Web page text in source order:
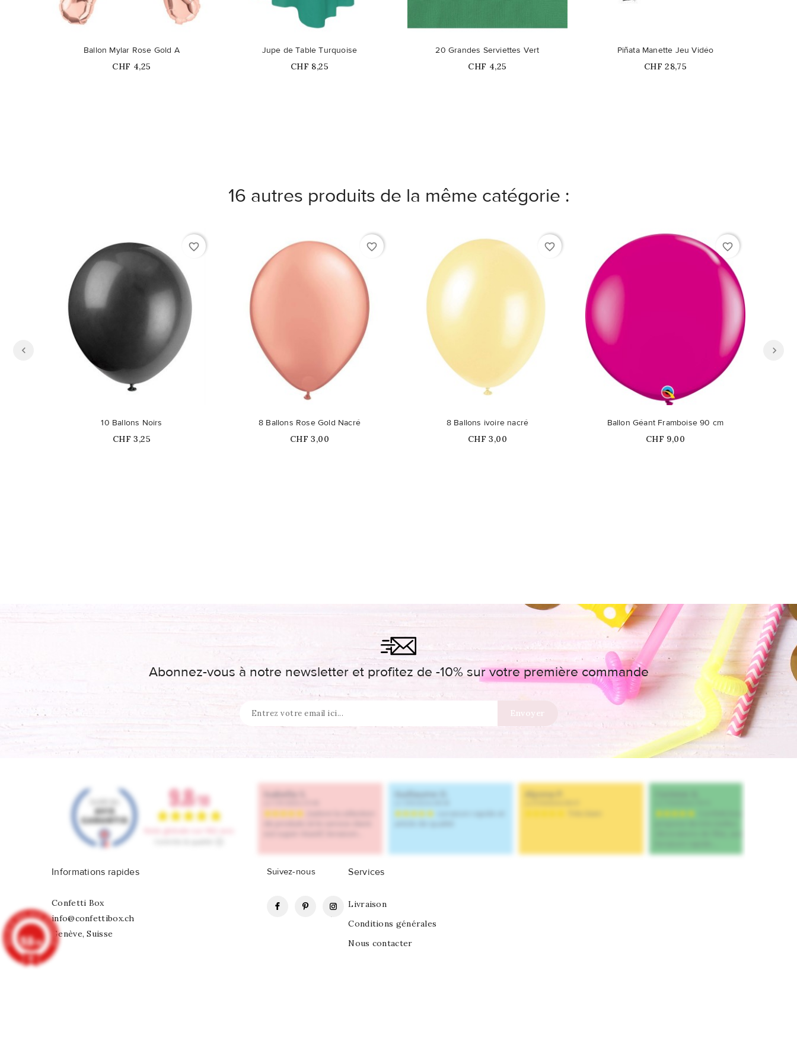
Ballon Mylar Rose Gold A
Prix
CHF 4,25
Jupe de Table Turquoise
Prix
CHF 8,25
20 Grandes Serviettes Vert
Prix
CHF 4,25
Piñata Manette Jeu Vidéo
Prix
CHF 28,75
16 autres produits de la même catégorie :
favorite_border
10 Ballons Noirs
Prix
CHF 3,25
favorite_border
8 Ballons Rose Gold Nacré
Prix
CHF 3,00
favorite_border
8 Ballons ivoire nacré
Prix
CHF 3,00
favorite_border
Ballon Géant Framboise 90 cm
Prix
CHF 9,00
Abonnez-vous à notre newsletter et profitez de -10% sur votre première commande
Informations rapides
Confetti Box
info@confettibox.ch
Genève, Suisse
Suivez-nous
FacebookPinterestInstagram
Services
Livraison
Conditions générales
Nous contacter
9.8/10
902 avis